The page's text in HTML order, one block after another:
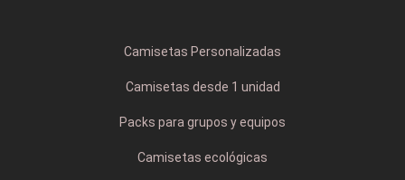
Camisetas Personalizadas
Camisetas desde 1 unidad
Packs para grupos y equipos
Camisetas ecológicas